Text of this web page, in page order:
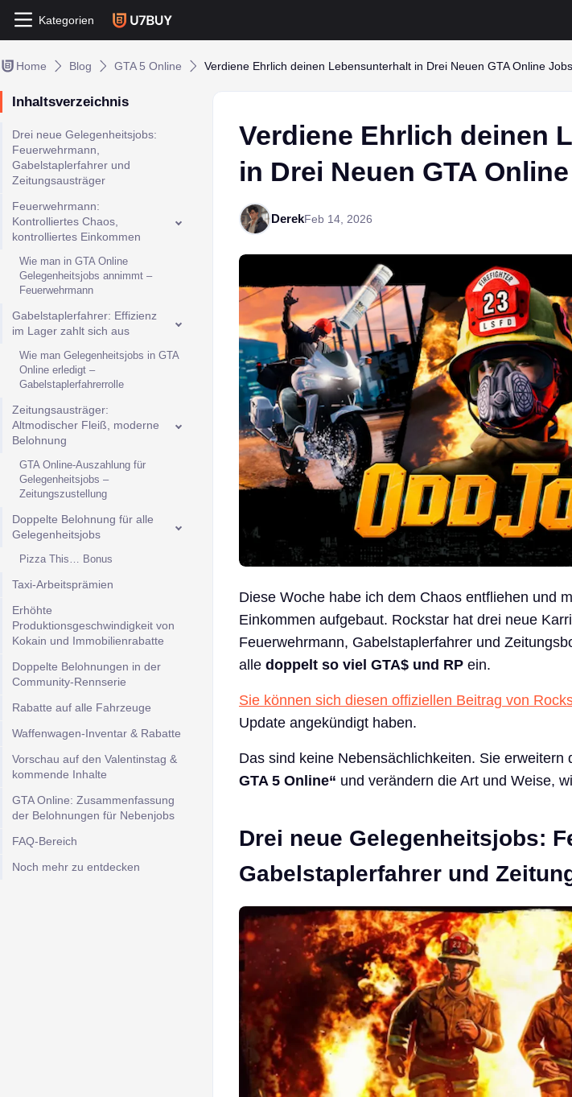
Kategorien
Home Blog GTA 5 Online Verdiene Ehrlich deinen Lebensunterhalt in Drei Neuen GTA Online Jobs
Inhaltsverzeichnis
Drei neue Gelegenheitsjobs:
Feuerwehrmann,
Gabelstaplerfahrer und
Zeitungsausträger
Feuerwehrmann:
Kontrolliertes Chaos,
kontrolliertes Einkommen
Wie man in GTA Online
Gelegenheitsjobs annimmt –
Feuerwehrmann
Gabelstaplerfahrer: Effizienz
im Lager zahlt sich aus
Wie man Gelegenheitsjobs in GTA
Online erledigt –
Gabelstaplerfahrerrolle
Zeitungsausträger:
Altmodischer Fleiß, moderne
Belohnung
GTA Online-Auszahlung für
Gelegenheitsjobs –
Zeitungszustellung
Doppelte Belohnung für alle
Gelegenheitsjobs
Pizza This… Bonus
Taxi-Arbeitsprämien
Erhöhte
Produktionsgeschwindigkeit von
Kokain und Immobilienrabatte
Doppelte Belohnungen in der
Community-Rennserie
Rabatte auf alle Fahrzeuge
Waffenwagen-Inventar & Rabatte
Vorschau auf den Valentinstag &
kommende Inhalte
GTA Online: Zusammenfassung
der Belohnungen für Nebenjobs
FAQ-Bereich
Noch mehr zu entdecken
Verdiene Ehrlich deinen
in Drei Neuen GTA
DerekFeb 14, 2026
Diese Woche habe ich dem Chaos entfliehen und
Einkommen aufgebaut. Rockstar hat drei neue
Feuerwehrmann, Gabelstaplerfahrer und
alle doppelt so viel GTA$ und RP ein.
Sie können sich diesen offiziellen Beitrag von
Update angekündigt haben.
Das sind keine Nebensächlichkeiten. Sie erweitern
GTA 5 Online“ und verändern die Art und Weise,
Drei neue Gelegenheitsjobs:
Gabelstaplerfahrer und